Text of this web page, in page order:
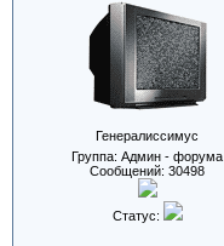
Генералиссимус
Группа: Админ - форума
Сообщений: 30498
Статус: